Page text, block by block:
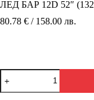
ЛЕД БАР 12D 52″
80.78 € / 158.00 лв.
количество
за
ЛЕД